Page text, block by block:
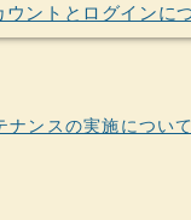
ウントとログインに
ナンスの実施につい